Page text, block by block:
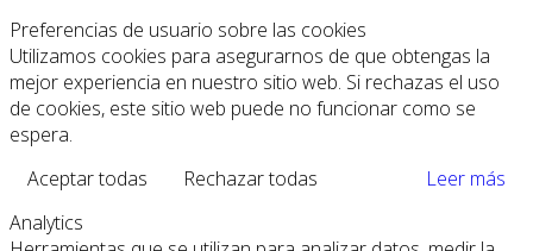
Preferencias de usuario sobre las cookies
Utilizamos cookies para asegurarnos de que obtengas la
mejor experiencia en nuestro sitio web. Si rechazas el uso
de cookies, este sitio web puede no funcionar como se
espera.
Aceptar todas
Rechazar todas
Leer más
Analytics